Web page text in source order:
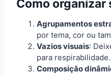
Como organizar
Agrupamentos
por tema, cor ou
Vazios visuais:
para respirabilidade.
Composição